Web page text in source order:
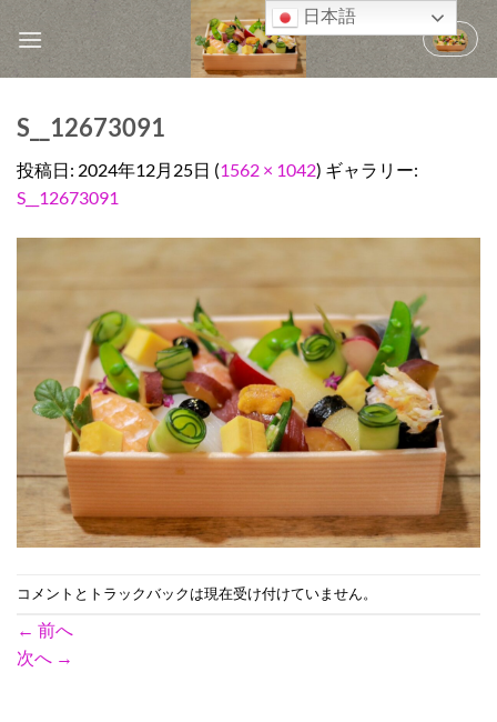
S__12673091
投稿日: 2024年12月25日 (1562 × 1042) ギャラリー:
S__12673091
コメントとトラックバックは現在受け付けていません。
← 前へ
次へ →
日本語